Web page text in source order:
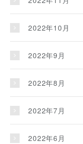
2022年10月
2022年9月
2022年8月
2022年7月
2022年6月